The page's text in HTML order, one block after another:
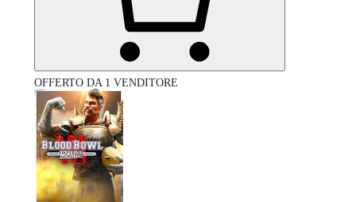
OFFERTO DA 1 VENDITORE